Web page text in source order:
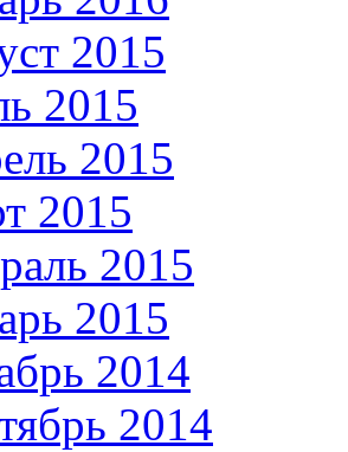
2015
2015
2015
2015
2015
2015
2014
2014